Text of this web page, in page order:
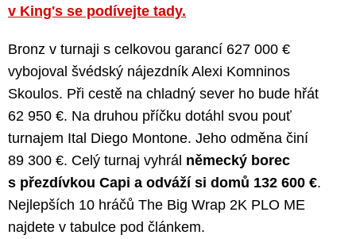
v King's se podívejte tady.
Bronz v turnaji s celkovou garancí 627 000 €
vybojoval švédský nájezdník Alexi Komninos
Skoulos. Při cestě na chladný sever ho bude hřát
62 950 €. Na druhou příčku dotáhl svou pouť
turnajem Ital Diego Montone. Jeho odměna činí
89 300 €. Celý turnaj vyhrál německý borec
s přezdívkou Capi a odváží si domů 132 600 €.
Nejlepších 10 hráčů The Big Wrap 2K PLO ME
najdete v tabulce pod článkem.